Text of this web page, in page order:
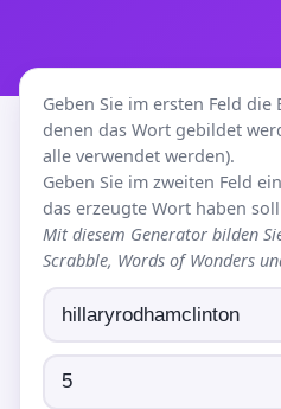
Geben Sie im ersten Feld die
denen das Wort gebildet
alle verwendet werden).
Geben Sie im zweiten Feld
das erzeugte Wort haben
Mit diesem Generator bilden
Scrabble, Words of Wonders